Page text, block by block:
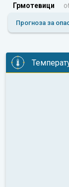
Грмотевици
Прогноза за